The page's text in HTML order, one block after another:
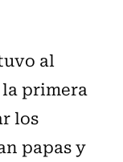
al
primera
los
papas y